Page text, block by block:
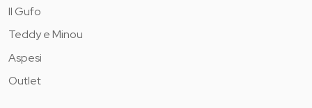
Il Gufo
Teddy e Minou
Aspesi
Outlet